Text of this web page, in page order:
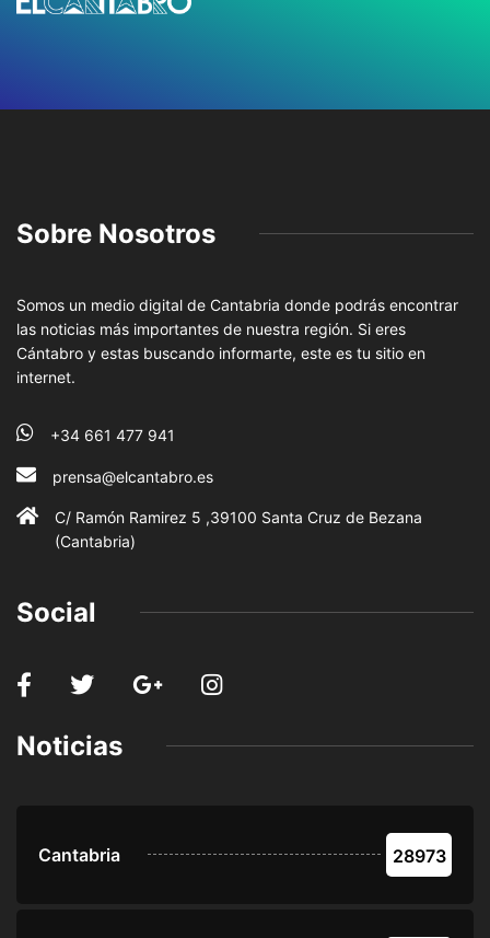
Sobre Nosotros
Somos un medio digital de Cantabria donde podrás encontrar
las noticias más importantes de nuestra región. Si eres
Cántabro y estas buscando informarte, este es tu sitio en
internet.
+34 661 477 941
prensa@elcantabro.es
C/ Ramón Ramirez 5 ,39100 Santa Cruz de Bezana
(Cantabria)
Social
Noticias
Cantabria 28973